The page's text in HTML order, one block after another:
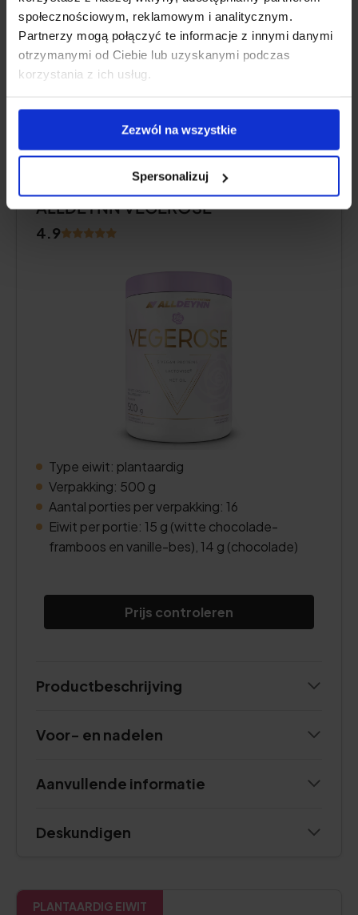
społecznościowym, reklamowym i analitycznym.
Partnerzy mogą połączyć te informacje z innymi danymi
otrzymanymi od Ciebie lub uzyskanymi podczas
korzystania z ich usług.
Zezwól na wszystkie
Spersonalizuj
Voor- en nadelen
Aanvullende informatie
ALLDEYNN VEGEROSE
4.9
Type eiwit: plantaardig
Verpakking: 500 g
Aantal porties per verpakking: 16
Eiwit per portie: 15 g (witte chocolade-
framboos en vanille-bes), 14 g (chocolade)
Prijs controleren
Productbeschrijving
Voor- en nadelen
Aanvullende informatie
Deskundigen
PLANTAARDIG EIWIT